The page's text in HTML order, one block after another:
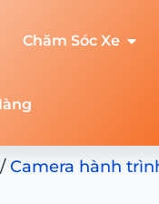
Chăm Sóc Xe
/Camera hành